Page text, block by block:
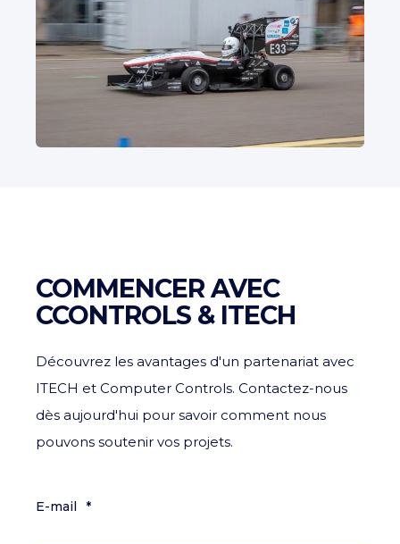
COMMENCER AVEC
CCONTROLS & ITECH
Découvrez les avantages d'un partenariat avec
ITECH et Computer Controls. Contactez-nous
dès aujourd'hui pour savoir comment nous
pouvons soutenir vos projets.
E-mail *